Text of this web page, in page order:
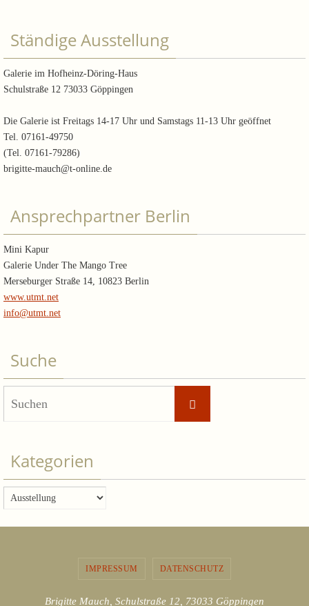
Ständige Ausstellung
Galerie im Hofheinz-Döring-Haus
Schulstraße 12 73033 Göppingen
Die Galerie ist Freitags 14-17 Uhr und Samstags 11-13 Uhr geöffnet
Tel. 07161-49750
(Tel. 07161-79286)
brigitte-mauch@t-online.de
Ansprechpartner Berlin
Mini Kapur
Galerie Under The Mango Tree
Merseburger Straße 14, 10823 Berlin
www.utmt.net
info@utmt.net
Suche
Suchen
Kategorien
Kategorien
IMPRESSUM DATENSCHUTZ
Brigitte Mauch, Schulstraße 12, 73033 Göppingen